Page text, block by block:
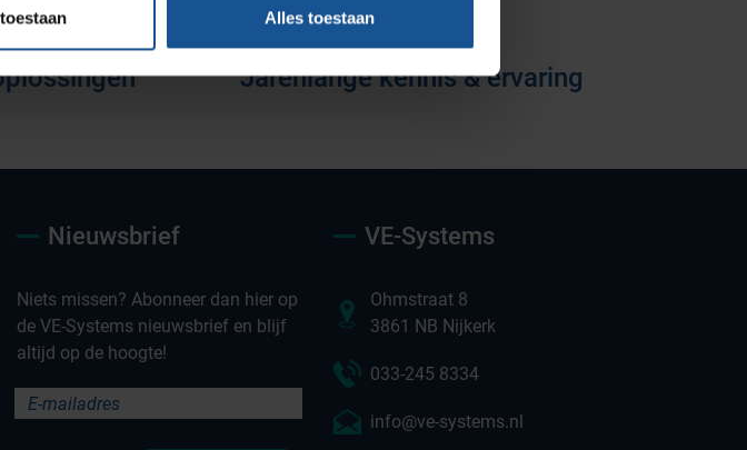
Alles toestaan
Jarenlange kennis & ervaring
Nieuwsbrief
Niets missen? Abonneer dan hier op
de VE-Systems nieuwsbrief en blijf
altijd op de hoogte!
VE-Systems
Ohmstraat 8
3861 NB Nijkerk
033-245 8334
info@ve-systems.nl